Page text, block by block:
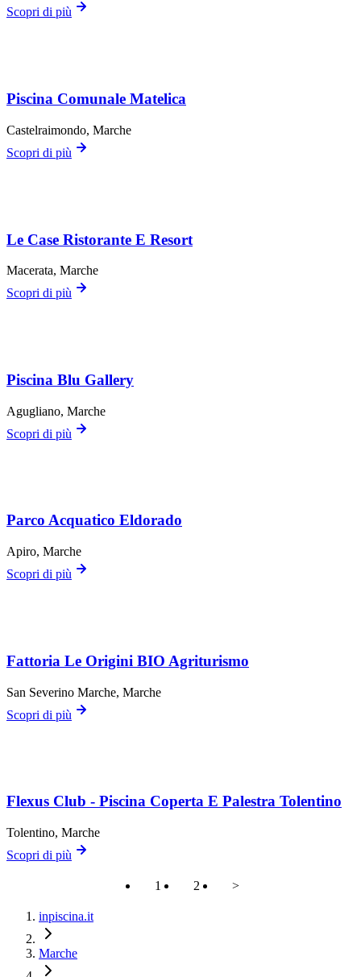
Scopri di più
Piscina Comunale Matelica
Castelraimondo, Marche
Scopri di più
Le Case Ristorante E Resort
Macerata, Marche
Scopri di più
Piscina Blu Gallery
Agugliano, Marche
Scopri di più
Parco Acquatico Eldorado
Apiro, Marche
Scopri di più
Fattoria Le Origini BIO Agriturismo
San Severino Marche, Marche
Scopri di più
Flexus Club - Piscina Coperta E Palestra Tolentino
Tolentino, Marche
Scopri di più
1 2 >
inpiscina.it
Marche